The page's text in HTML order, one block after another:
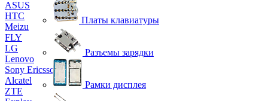
ASUS
HTC
Meizu
FLY
LG
Lenovo
Sony Ericsson
Alcatel
ZTE
Платы клавиатуры
Разъемы зарядки
Рамки дисплея